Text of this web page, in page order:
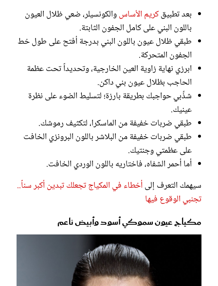
بعد تطبيقكريم الأساسوالكونسيلر، ضعي ظلال العيون
باللون البني على كامل الجفون الثابتة.
طبقي ظلال عيون باللون البني بدرجة أفتح على طول خط
الجفون المتحركة.
ابرزي نهاية زاوية العين الخارجية، وتحديداً تحت عظمة
الحاجب بظلال عيون بني داكن.
شذِّبي حواجبك بطريقة بارزة؛ لتسليط الضوء على نظرة
عينيك.
طبقي ضربات خفيفة من الماسكرا، لتكثيف رموشك.
طبقي ضربات خفيفة من البلاشر باللون البرونزي الخافت
على عظمتي وجنتيك.
أما أحمر الشفاه، فاختاريه باللون الوردي الخافت.
سيهمك التعرف إلىأخطاء في المكياج تجعلك تبدين أكبر سناً..
تجنبي الوقوع فيها
مكياج عيون سموكي أسود وأبيض ناعم